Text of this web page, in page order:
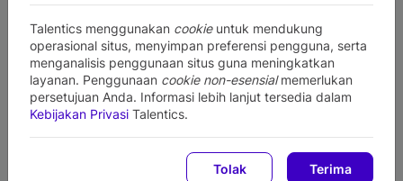
Talentics menggunakan cookieuntuk mendukung
operasional situs, menyimpan preferensi pengguna, serta
menganalisis penggunaan situs guna meningkatkan
layanan. Penggunaan cookie non-esensialmemerlukan
persetujuan Anda. Informasi lebih lanjut tersedia dalam
Kebijakan Privasi Talentics.
Tolak Terima
Medco E & P Indonesia - Field
Planner (TPC)
Rekrutmen Hulu Migas